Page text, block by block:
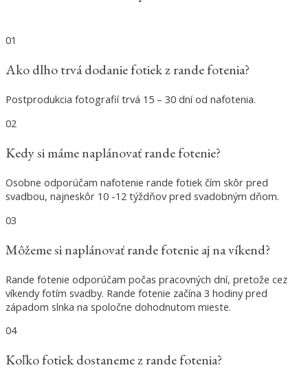
01
Ako dlho trvá dodanie fotiek z rande fotenia?
Postprodukcia fotografií trvá 15 – 30 dní od nafotenia.
02
Kedy si máme naplánovať rande fotenie?
Osobne odporúčam nafotenie rande fotiek čím skôr pred
svadbou, najneskôr 10 -12 týždňov pred svadobným dňom.
03
Môžeme si naplánovať rande fotenie aj na víkend?
Rande fotenie odporúčam počas pracovných dní, pretože cez
víkendy fotím svadby. Rande fotenie začína 3 hodiny pred
západom slnka na spoločne dohodnutom mieste.
04
Koľko fotiek dostaneme z rande fotenia?